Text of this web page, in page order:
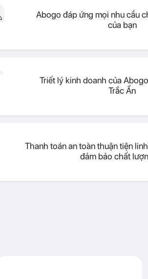
Abogo đáp ứng mọi nhu cầu
của bạn
Triết lý kinh doanh của
Trắc Ẩn
Thanh toán an toàn thuận tiện
đảm bảo chất